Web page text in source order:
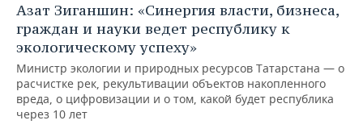
Азат Зиганшин: «Синергия власти, бизнеса,
граждан и науки ведет республику к
экологическому успеху»
Министр экологии и природных ресурсов Татарстана — о
расчистке рек, рекультивации объектов накопленного
вреда, о цифровизации и о том, какой будет республика
через 10 лет